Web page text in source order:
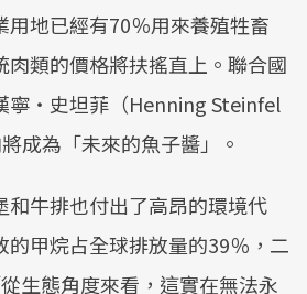
用地已經有70％用來養殖牲畜
肉類的價格將扶搖直上。聯合國
寧‧史坦菲（Henning Steinfel
成為「未來的魚子醬」。
和牛排也付出了高昂的環境代
的甲烷占全球排放量的39％，二
生態角度來看，這實在無法永